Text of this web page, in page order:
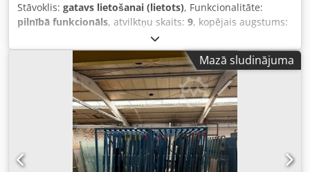
Stāvoklis: gatavs lietošanai (lietots), Funkcionalitāte:
pilnībā funkcionāls, atvilktņu skaits: 9, kopējais augstums:
, kopējais platums:1 610 mm
3 850 mm, dakšu garums:90 mm, Manuāla glabātuve ar 9
pozīcijām loksnēm L3250 x H1700 mm; katrai plauktam ir 9
cm paliktnis un 500 kg celtspēja. Ārējie izmēri +/-: L3850 x
P1610 x A2150 mm. Dkjdoy N Thgepfx Aqcor
Mazā sludinājuma